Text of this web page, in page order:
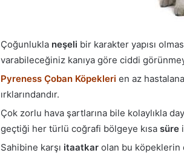
Çoğunlukla neşeli bir karakter yapısı
varabileceğiniz kanıya göre ciddi
Pyreness Çoban Köpekleri en az
ırklarındandır.
Çok zorlu hava şartlarına bile kolaylıkla
geçtiği her türlü coğrafi bölgeye kısa süre
Sahibine karşı itaatkar olan bu köpeklerin